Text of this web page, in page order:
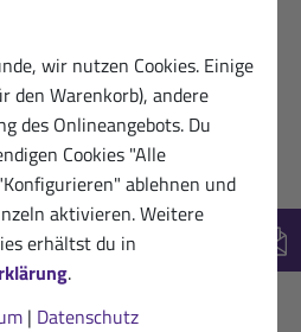
wir nutzen Cookies. Einige
den Warenkorb), andere
des Onlineangebots. Du
Cookies "Alle
ablehnen und
aktivieren. Weitere
erhältst du in
.
| Datenschutz